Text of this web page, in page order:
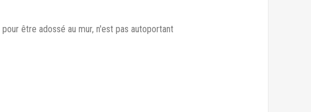
être adossé au mur, n'est pas autoportant